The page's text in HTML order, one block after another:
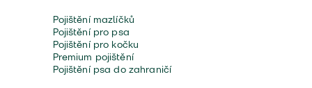
Pojištění mazlíčků
Pojištění pro psa
Pojištění pro kočku
Premium pojištění
Pojištění psa do zahraničí